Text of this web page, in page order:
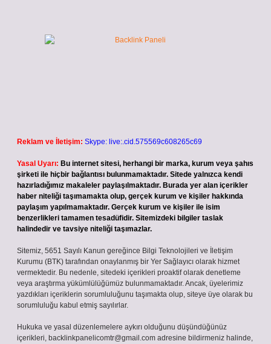
Reklam ve İletişim: Skype: live:.cid.575569c608265c69
Yasal Uyarı: Bu internet sitesi, herhangi bir marka, kurum veya şahıs
şirketi ile hiçbir bağlantısı bulunmamaktadır. Sitede yalnızca kendi
hazırladığımız makaleler paylaşılmaktadır. Burada yer alan içerikler
haber niteliği taşımamakta olup, gerçek kurum ve kişiler hakkında
paylaşım yapılmamaktadır. Gerçek kurum ve kişiler ile isim
benzerlikleri tamamen tesadüfidir. Sitemizdeki bilgiler taslak
halindedir ve tavsiye niteliği taşımazlar.
Sitemiz, 5651 Sayılı Kanun gereğince Bilgi Teknolojileri ve İletişim
Kurumu (BTK) tarafından onaylanmış bir Yer Sağlayıcı olarak hizmet
vermektedir. Bu nedenle, sitedeki içerikleri proaktif olarak denetleme
veya araştırma yükümlülüğümüz bulunmamaktadır. Ancak, üyelerimiz
yazdıkları içeriklerin sorumluluğunu taşımakta olup, siteye üye olarak bu
sorumluluğu kabul etmiş sayılırlar.
Hukuka ve yasal düzenlemelere aykırı olduğunu düşündüğünüz
içerikleri, backlinkpanelicomtr@gmail.com adresine bildirmeniz halinde,